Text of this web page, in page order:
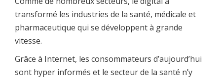
transformé les industries de la santé, médicale et
pharmaceutique qui se développent à grande
vitesse.
Grâce à Internet, les consommateurs d’aujourd’hui
sont hyper informés et le secteur de la santé n’y